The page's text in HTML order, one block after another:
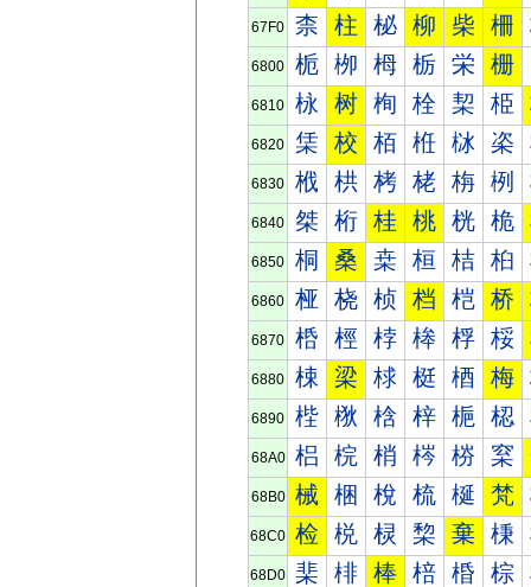
67F0 柰 柱 柲 柳 柴 柵
6800 栀 栁 栂 栃 栄 栅
6810 栐 树 栒 栓 栔 栕
6820 栠 校 栢 栣 栤 栥
6830 栰 栱 栲 栳 栴 栵
6840 桀 桁 桂 桃 桄 桅
6850 桐 桑 桒 桓 桔 桕
6860 桠 桡 桢 档 桤 桥
6870 桰 桱 桲 桳 桴 桵
6880 梀 梁 梂 梃 梄 梅
6890 梐 梑 梒 梓 梔 梕
68A0 梠 梡 梢 梣 梤 梥
68B0 械 梱 梲 梳 梴 梵
68C0 检 棁 棂 棃 棄 棅
68D0 棐 棑 棒 棓 棔 棕